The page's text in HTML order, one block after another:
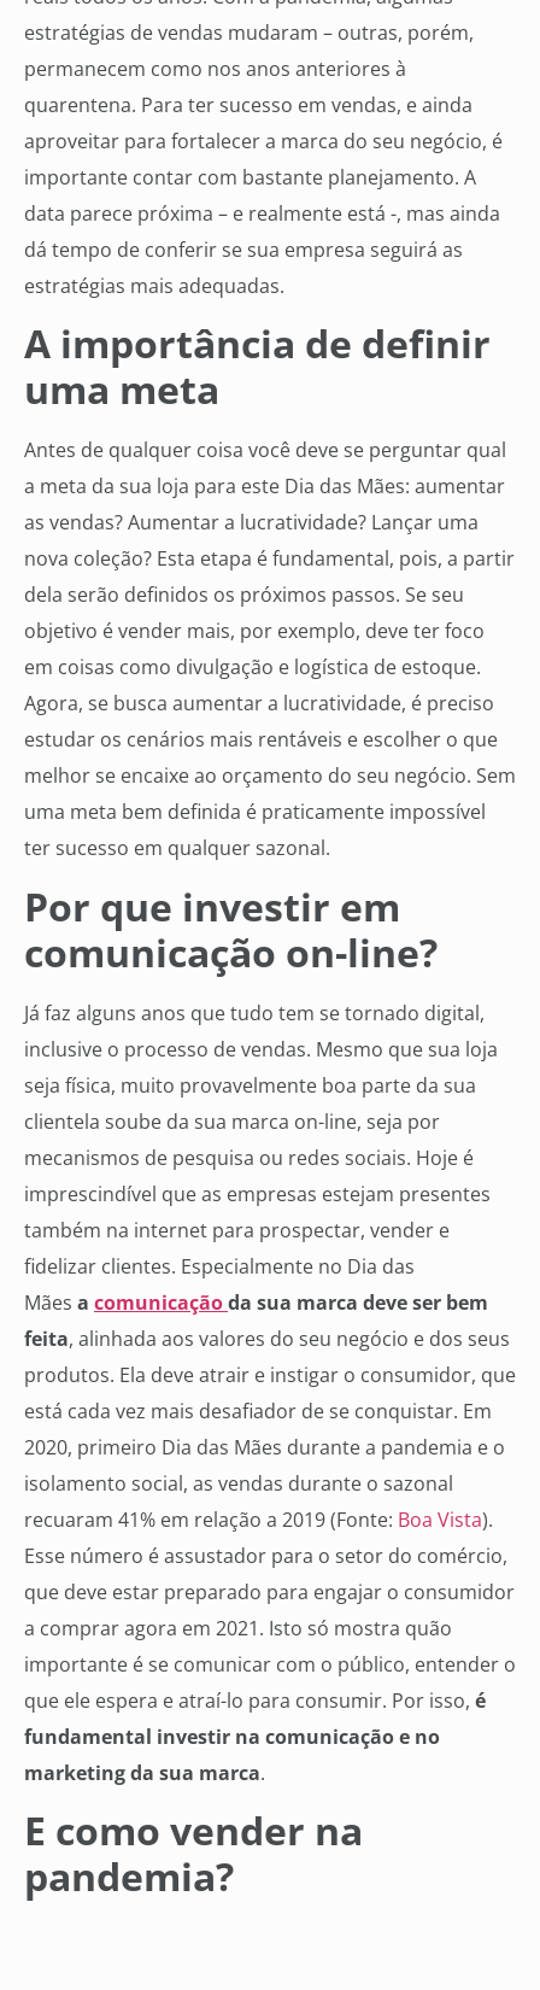
estratégias de vendas mudaram – outras, porém,
permanecem como nos anos anteriores à
quarentena. Para ter sucesso em vendas, e ainda
aproveitar para fortalecer a marca do seu negócio, é
importante contar com bastante planejamento. A
data parece próxima – e realmente está -, mas ainda
dá tempo de conferir se sua empresa seguirá as
estratégias mais adequadas.
A importância de definir
uma meta
Antes de qualquer coisa você deve se perguntar qual
a meta da sua loja para este Dia das Mães: aumentar
as vendas? Aumentar a lucratividade? Lançar uma
nova coleção? Esta etapa é fundamental, pois, a partir
dela serão definidos os próximos passos. Se seu
objetivo é vender mais, por exemplo, deve ter foco
em coisas como divulgação e logística de estoque.
Agora, se busca aumentar a lucratividade, é preciso
estudar os cenários mais rentáveis e escolher o que
melhor se encaixe ao orçamento do seu negócio. Sem
uma meta bem definida é praticamente impossível
ter sucesso em qualquer sazonal.
Por que investir em
comunicação on-line?
Já faz alguns anos que tudo tem se tornado digital,
inclusive o processo de vendas. Mesmo que sua loja
seja física, muito provavelmente boa parte da sua
clientela soube da sua marca on-line, seja por
mecanismos de pesquisa ou redes sociais. Hoje é
imprescindível que as empresas estejam presentes
também na internet para prospectar, vender e
fidelizar clientes. Especialmente no Dia das
Mães a comunicaçãoda sua marca deve ser bem
feita, alinhada aos valores do seu negócio e dos seus
produtos. Ela deve atrair e instigar o consumidor, que
está cada vez mais desafiador de se conquistar. Em
2020, primeiro Dia das Mães durante a pandemia e o
isolamento social, as vendas durante o sazonal
recuaram 41% em relação a 2019 (Fonte: Boa Vista).
Esse número é assustador para o setor do comércio,
que deve estar preparado para engajar o consumidor
a comprar agora em 2021. Isto só mostra quão
importante é se comunicar com o público, entender o
que ele espera e atraí-lo para consumir. Por isso, é
fundamental investir na comunicação e no
marketing da sua marca.
E como vender na
pandemia?